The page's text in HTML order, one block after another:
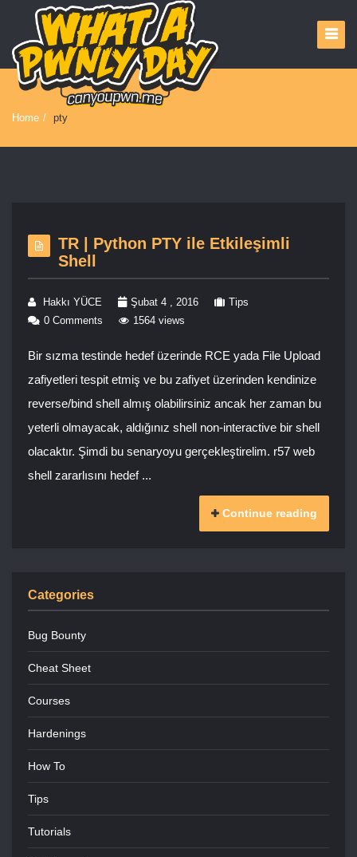
Home / pty
TR | Python PTY ile Etkileşimli
Shell
Hakkı YÜCE Şubat 4 , 2016
Tips
0 Comments
1564 views
Bir sızma testinde hedef üzerinde RCE yada File Upload
zafiyetleri tespit etmiş ve bu zafiyet üzerinden kendinize
reverse/bind shell almış olabilirsiniz ancak her zaman bu
yeterli olmayacak, aldığınız shell non-interactive bir shell
olacaktır. Şimdi bu senaryoyu gerçekleştirelim. r57 web
shell zararlısını hedef ...
Continue reading
Categories
Bug Bounty
Cheat Sheet
Courses
Hardenings
How To
Tips
Tutorials